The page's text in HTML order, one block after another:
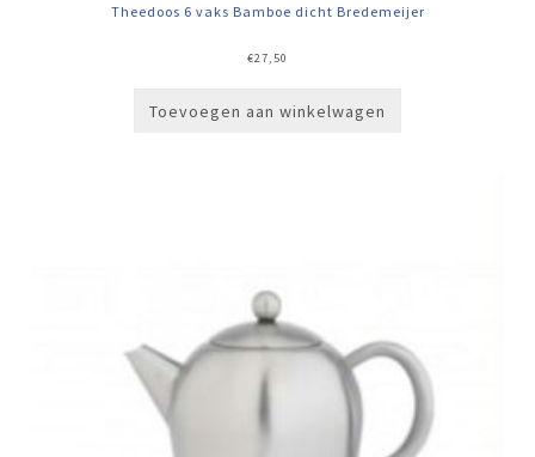
Theedoos 6 vaks Bamboe dicht Bredemeijer
€27,50
Toevoegen aan winkelwagen